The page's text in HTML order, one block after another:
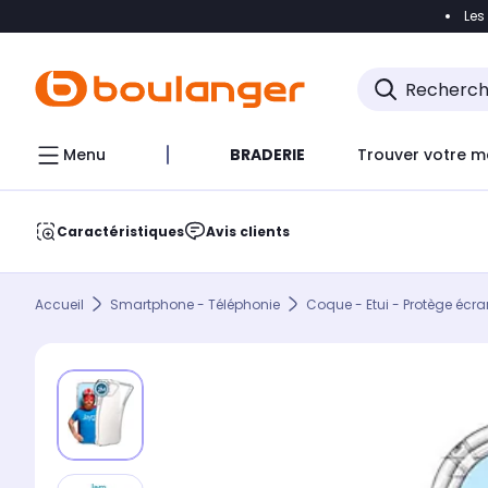
Accéder
Menu BRADERIE Trouver votre
Caractéristiques Avis clients
Accueil Smartphone - Téléphonie Coque - Etui - Protège